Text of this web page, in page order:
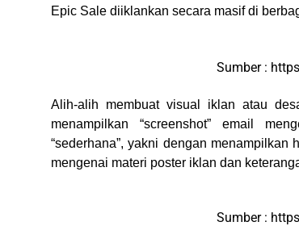
Epic Sale diiklankan secara masif di
Sumber :
Alih-alih membuat visual iklan atau
menampilkan “screenshot” email
“sederhana”, yakni dengan
mengenai materi poster iklan dan
Sumber :